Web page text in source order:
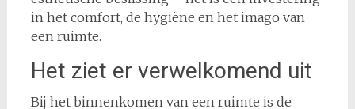
in het comfort, de hygiëne en het imago van
een ruimte.
Het ziet er verwelkomend uit
Bij het binnenkomen van een ruimte is de